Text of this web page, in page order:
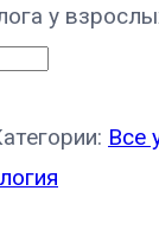
у
Все